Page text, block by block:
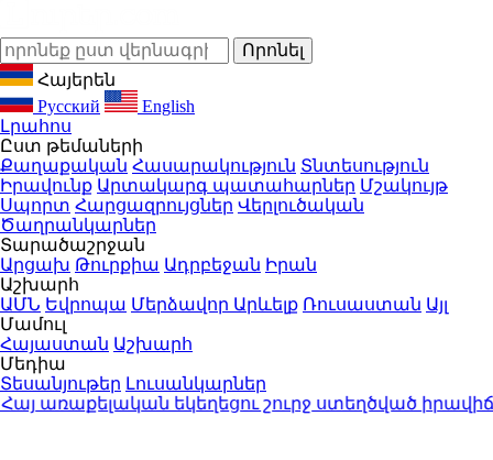
Հայերեն
Русский
English
Լրահոս
Ըստ թեմաների
Քաղաքական Հասարակություն Տնտեսություն
Իրավունք Արտակարգ պատահարներ Մշակույթ
Սպորտ Հարցազրույցներ Վերլուծական
Ծաղրանկարներ
Տարածաշրջան
Արցախ Թուրքիա Ադրբեջան Իրան
Աշխարհ
ԱՄՆ Եվրոպա Մերձավոր Արևելք Ռուսաստան Այլ
Մամուլ
Հայաստան Աշխարհ
Մեդիա
Տեսանյութեր Լուսանկարներ
եկեղեցու շուրջ ստեղծված